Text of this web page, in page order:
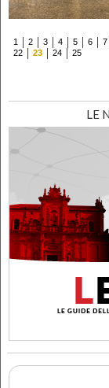
1 2 3 4 5 6 7
22
23 24
25
LE